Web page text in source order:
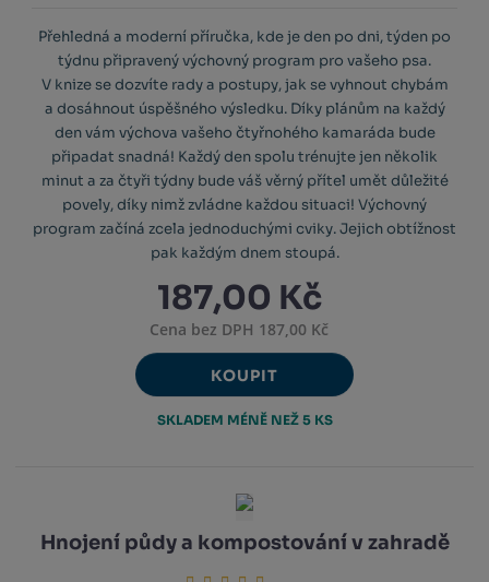
Přehledná a moderní příručka, kde je den po dni, týden po
týdnu připravený výchovný program pro vašeho psa.
V knize se dozvíte rady a postupy, jak se vyhnout chybám
a dosáhnout úspěšného výsledku. Díky plánům na každý
den vám výchova vašeho čtyřnohého kamaráda bude
připadat snadná! Každý den spolu trénujte jen několik
minut a za čtyři týdny bude váš věrný přítel umět důležité
povely, díky nimž zvládne každou situaci! Výchovný
program začíná zcela jednoduchými cviky. Jejich obtížnost
pak každým dnem stoupá.
187,00 Kč
Cena bez DPH 187,00 Kč
KOUPIT
SKLADEM MÉNĚ NEŽ 5 KS
Hnojení půdy a kompostování v zahradě